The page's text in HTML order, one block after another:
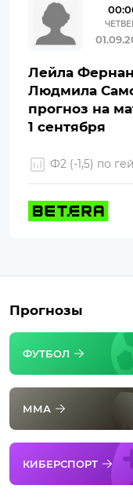
Лейла
Людмила
прогноз на
1 сентября
Ф2 (-1,5) по
Прогнозы
ФУТБОЛ
ММА
КИБЕРСПОРТ